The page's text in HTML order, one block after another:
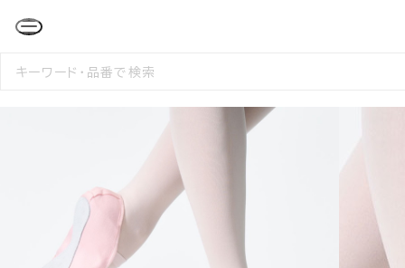
検